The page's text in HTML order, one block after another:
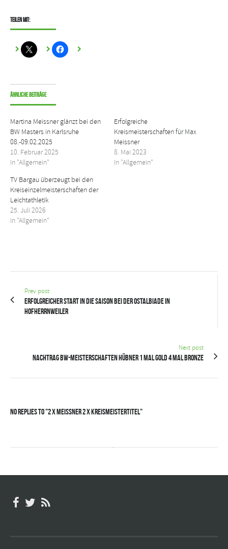
Teilen mit:
Ähnliche Beiträge
Martina Meissner glänzt bei den
BW Masters in Karlsruhe
08.-09.02.2025
10. Februar 2025
In "Allgemein"
Erfolgreiche
Kreismeisterschaften für Max
Meissner
8. Mai 2023
In "Allgemein"
TV Bargau überzeugt bei den
Kreiseinzelmeisterschaften der
Leichtathletik
25. Juli 2026
In "Allgemein"
Prev post
Erfolgreicher Start in die Saison bei der Ostalbiade in
Hofherrnweiler
Next post
Nachtrag BW-Meisterschaften Hübner 1 mal Gold 4 mal Bronze
No Replies to "2 x Meissner 2 x Kreismeistertitel"